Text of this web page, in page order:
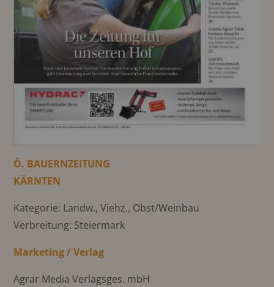
Ö. BAUERNZEITUNG
KÄRNTEN
Kategorie: Landw., Viehz., Obst/Weinbau
Verbreitung: Steiermark
Marketing / Verlag
Agrar Media Verlagsges. mbH